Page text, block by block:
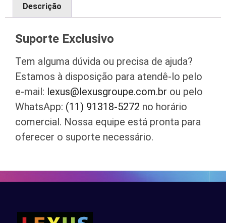
Descrição
Suporte Exclusivo
Tem alguma dúvida ou precisa de ajuda?
Estamos à disposição para atendê-lo pelo
e-mail: lexus@lexusgroupe.com.br ou pelo
WhatsApp: (11) 91318-5272 no horário
comercial. Nossa equipe está pronta para
oferecer o suporte necessário.